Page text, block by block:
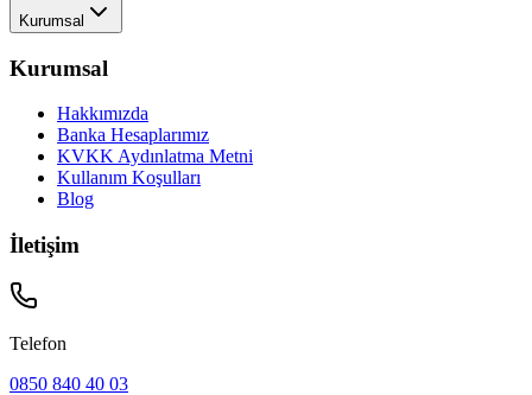
Kurumsal
Kurumsal
Hakkımızda
Banka Hesaplarımız
KVKK Aydınlatma Metni
Kullanım Koşulları
Blog
İletişim
Telefon
0850 840 40 03